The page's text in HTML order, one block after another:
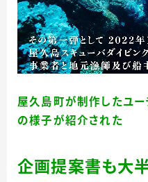
屋久島町が制作したユー
の様子が紹介された
企画提案書も大